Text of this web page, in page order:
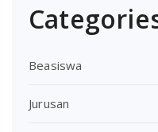
Beasiswa
Jurusan